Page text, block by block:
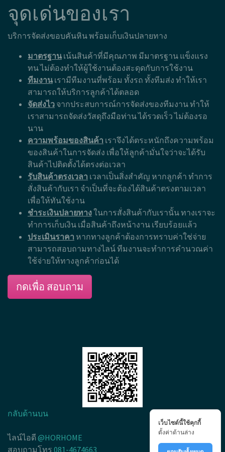
จุดเด่นของเรา
บริการจัดส่งขอบคันหิน พร้อมเก็บเงินปลายทาง
มาตรฐาน เน้นสินค้าที่มีคุณภาพ มีมาตรฐาน แข็งแรง
ทน ไม่ต้องทำให้ผู้ใช้งานต้องสะดุดกับการใช้งาน
ทีมงาน เรามีทีมงานที่พร้อม ทั้งรถ ทั้งทีมส่ง ทำให้เรา
สามารถให้บริการลูกค้าได้ตลอด
จัดส่งไว จากประสบการณ์การจัดส่งของทีมงาน ทำให้
เราสามารถจัดส่งวัสดุถึงมือท่าน ได้รวดเร็ว ไม่ต้องรอ
นาน
ความพร้อมของสินค้า เราจึงได้ตระหนักถึงความพร้อม
ของสินค้าในการจัดส่ง เพื่อให้ลูกค้ามั่นใจว่าจะได้รับ
สินค้าไปติดตั้งได้ตรงต่อเวลา
รับสินค้าตรงเวลา เวลาเป็นสิ่งสำคัญ หากลูกค้า ทำการ
สั่งสินค้ากับเรา จำเป็นที่จะต้องได้สินค้าตรงตามเวลา
เพื่อให้ทันใช้งาน
ชำระเงินปลายทางในการสั่งสินค้ากับเรานั้น ทางเราจะ
ทำการเก็บเงิน เมื่อสินค้าถึงหน้างาน เรียบร้อยแล้ว
ประเมินราคา หากทางลูกค้าต้องการทราบค่าใช่จ่าย
สามารถสอบถามทางไลน์ ทีมงานจะทำการคำนวณค่า
ใช้จ่ายให้ทางลูกค้าก่อนได้
กดเพื่อ สอบถาม
กลับด้านบน
ไลน์ไอดี @HORHOME
สอบถามโทร 081-4674663
เว็บไซต์นี้ใช้คุกกี้
ตั้งค่าด้านล่าง